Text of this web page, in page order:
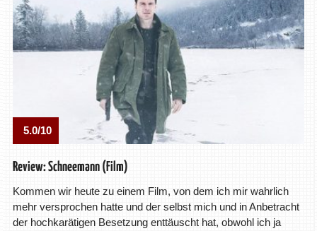
5.0/10
Review: Schneemann (Film)
Kommen wir heute zu einem Film, von dem ich mir wahrlich
mehr versprochen hatte und der selbst mich und in Anbetracht
der hochkarätigen Besetzung enttäuscht hat, obwohl ich ja